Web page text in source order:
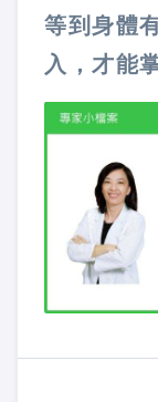
等到身體
入，才能